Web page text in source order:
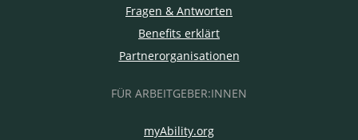
Fragen & Antworten
Benefits erklärt
Partnerorganisationen
FÜR ARBEITGEBER:INNEN
myAbility.org